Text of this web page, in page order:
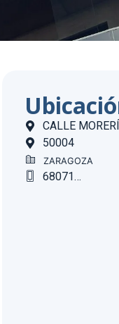
CALLE
50004
ZARAGOZA
680714977